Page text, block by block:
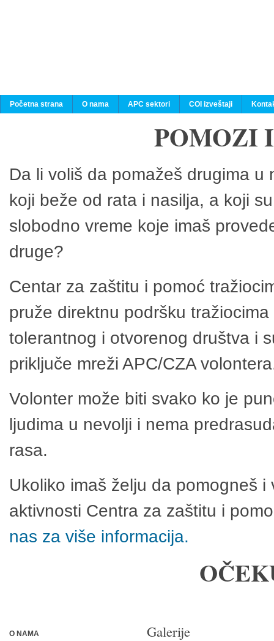
Početna strana O nama APC sektori COI izveštaji
POMOZI
Da li voliš da pomažeš drugima
koji beže od rata i nasilja, a koji
slobodno vreme koje imaš
druge?
Centar za zaštitu i pomoć
pruže direktnu podršku
tolerantnog i otvorenog društva i
priključe mreži APC/CZA
Volonter može biti svako ko je
ljudima u nevolji i nema
rasa.
Ukoliko imaš želju da pomogneš
aktivnosti Centra za zaštitu i
nas za više informacija.
Galerije
O NAMA